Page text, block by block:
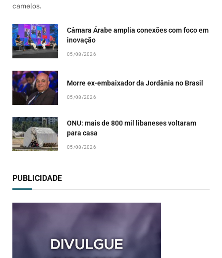
camelos.
Câmara Árabe amplia conexões com foco em
inovação
05/08/2026
Morre ex-embaixador da Jordânia no Brasil
05/08/2026
ONU: mais de 800 mil libaneses voltaram
para casa
05/08/2026
PUBLICIDADE